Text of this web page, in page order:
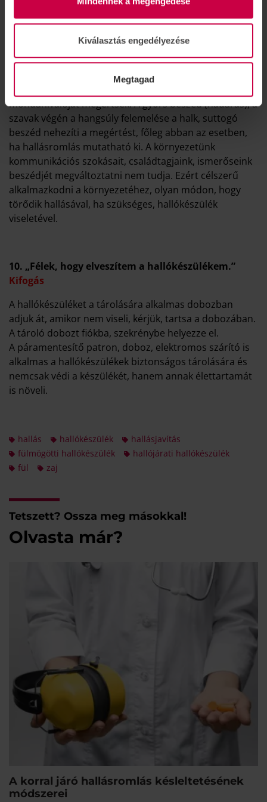
Kiválasztás engedélyezése
Megtagad
9. „Rosszul beszélnek és ezért nem értem.”Kifogás
mondanivalóját megértsék. A gyors beszéd (hadarás), a
szavak végén a hangsúly felemelése a halk, suttogó
beszéd nehezíti a megértést, főleg abban az esetben,
ha hallásromlás mutatható ki. A környezetünk
kommunikációs szokásait, családtagjaink, ismerőseink
beszédjét megváltoztatni nem tudja. Ezért célszerű
alkalmazkodni a környezetéhez, olyan módon, hogy
törődik hallásával, ha szükséges, hallókészülék
viseletével.
10. „Félek, hogy elveszítem a hallókészülékem.”
Kifogás
A hallókészüléket a tárolására alkalmas dobozban
adjuk át, amikor nem viseli, kérjük, tartsa a dobozában.
A tároló dobozt fiókba, szekrénybe helyezze el.
A páramentesítő patron, doboz, elektromos szárító is
alkalmas a hallókészülékek biztonságos tárolására és
nemcsak védi a készülékét, hanem annak élettartamát
is növeli.
hallás hallókészülék
hallásjavítás
fülmögötti hallókészülék
hallójárati hallókészülék
fül
zaj
Tetszett? Ossza meg másokkal!
Olvasta már?
A korral járó hallásromlás késleltetésének
módszerei